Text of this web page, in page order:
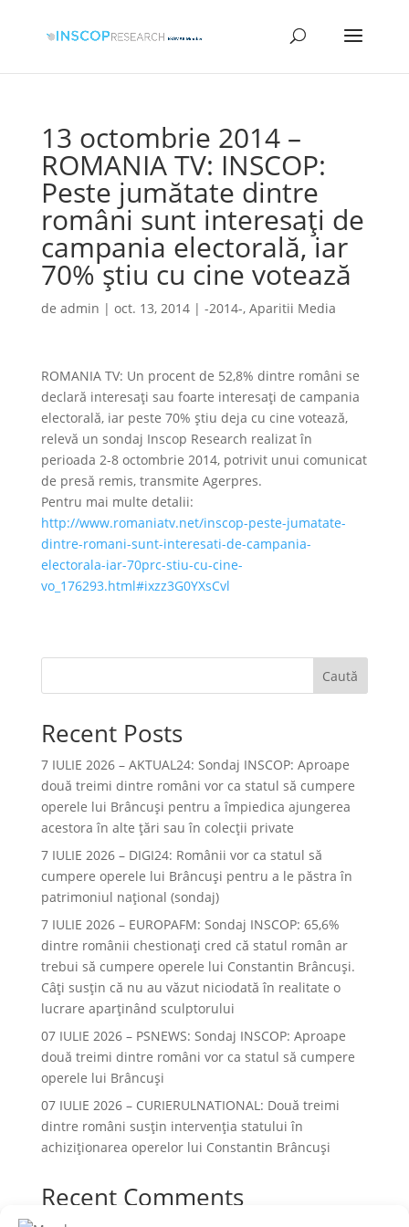
13 octombrie 2014 –
ROMANIA TV: INSCOP:
Peste jumătate dintre
români sunt interesaţi de
campania electorală, iar
70% ştiu cu cine votează
de admin | oct. 13, 2014| -2014-, Aparitii Media
ROMANIA TV: Un procent de 52,8% dintre români se
declară interesaţi sau foarte interesaţi de campania
electorală, iar peste 70% ştiu deja cu cine votează,
relevă un sondaj Inscop Research realizat în
perioada 2-8 octombrie 2014, potrivit unui comunicat
de presă remis, transmite Agerpres.
Pentru mai multe detalii:
http://www.romaniatv.net/inscop-peste-jumatate-
dintre-romani-sunt-interesati-de-campania-
electorala-iar-70prc-stiu-cu-cine-
vo_176293.html#ixzz3G0YXsCvl
Caută
Recent Posts
7 IULIE 2026 – AKTUAL24: Sondaj INSCOP: Aproape
două treimi dintre români vor ca statul să cumpere
operele lui Brâncuşi pentru a împiedica ajungerea
acestora în alte ţări sau în colecţii private
7 IULIE 2026 – DIGI24: Românii vor ca statul să
cumpere operele lui Brâncuși pentru a le păstra în
patrimoniul național (sondaj)
7 IULIE 2026 – EUROPAFM: Sondaj INSCOP: 65,6%
dintre românii chestionați cred că statul român ar
trebui să cumpere operele lui Constantin Brâncuși.
Câți susțin că nu au văzut niciodată în realitate o
lucrare aparținând sculptorului
07 IULIE 2026 – PSNEWS: Sondaj INSCOP: Aproape
două treimi dintre români vor ca statul să cumpere
operele lui Brâncuși
07 IULIE 2026 – CURIERULNATIONAL: Două treimi
dintre români susțin intervenția statului în
achiziționarea operelor lui Constantin Brâncuși
Recent Comments